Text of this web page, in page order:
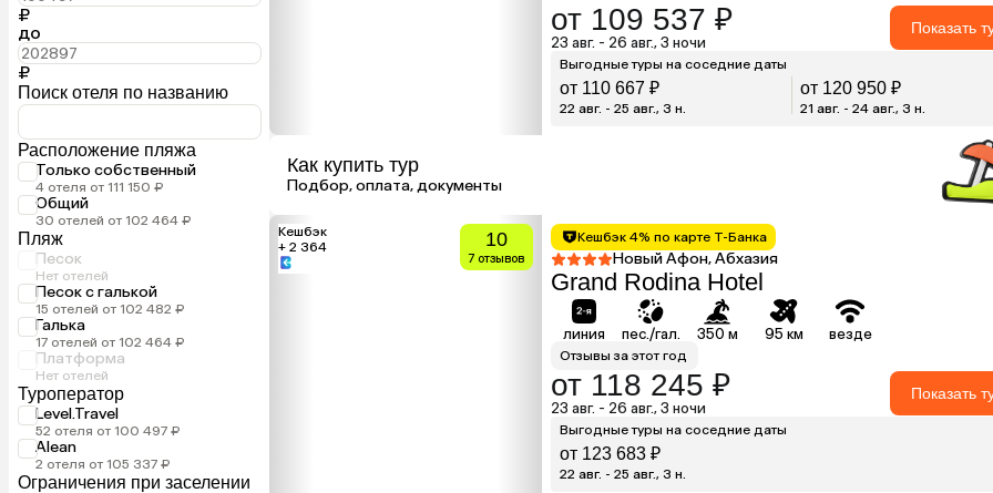
₽
до
₽
Поиск отеля по названию
Расположение пляжа
Только собственный
4 отеля от 111 150 ₽
Общий
30 отелей от 102 464 ₽
Пляж
Песок
Нет отелей
Песок с галькой
15 отелей от 102 482 ₽
Галька
17 отелей от 102 464 ₽
Платформа
Нет отелей
Туроператор
Level.Travel
52 отеля от 100 497 ₽
Alean
2 отеля от 105 337 ₽
Ограничения при заселении
от 109 537 ₽
23 авг. - 26 авг., 3 ночи
Показать
Выгодные туры на соседние даты
от 110 667 ₽
22 авг. - 25 авг., 3 н.
от 120 950 ₽
21 авг. - 24 авг., 3 н.
Как купить тур
Подбор, оплата, документы
Кешбэк
+ 2 364
10
7 отзывов
Кешбэк 4% по карте Т-Банка
Новый Афон, Абхазия
Grand Rodina Hotel
линия пес./гал. 350 м 95 км везде
Отзывы за этот год
от 118 245 ₽
23 авг. - 26 авг., 3 ночи
Показать
Выгодные туры на соседние даты
от 123 683 ₽
22 авг. - 25 авг., 3 н.